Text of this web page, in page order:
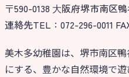
〒590-0138 ⼤阪府堺市南区
連絡先TEL：072-296-0011
美木多幼稚園は、堺市南区
にする、豊かな自然環境で